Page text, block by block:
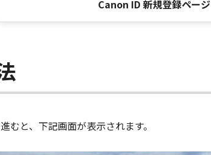
Canon ID 新規登録ページ
むと、下記画面が表示されます。